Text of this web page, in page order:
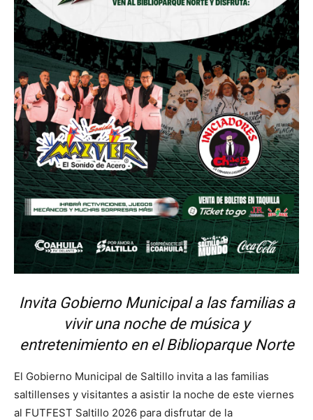
Invita Gobierno Municipal a las familias a
vivir una noche de música y
entretenimiento en el Biblioparque Norte
El Gobierno Municipal de Saltillo invita a las familias
saltillenses y visitantes a asistir la noche de este viernes
al FUTFEST Saltillo 2026 para disfrutar de la